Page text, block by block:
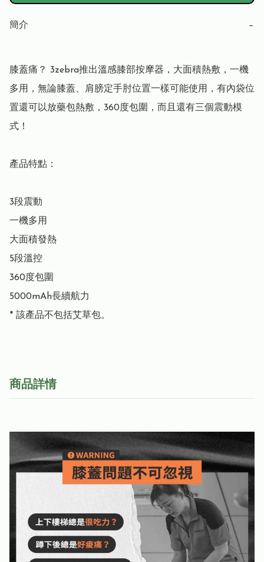
簡介 −
膝蓋痛？ 3zebra推出溫感膝部按摩器，大面積熱敷，一機
多用，無論膝蓋、肩膀定手肘位置一樣可能使用，有內袋位
置還可以放藥包熱敷，360度包圍，而且還有三個震動模
式！
產品特點：
3段震動​
一機多用
大面積發熱
5段溫控
360度包圍
5000mAh長續航力
* 該產品不包括艾草包。
商品詳情